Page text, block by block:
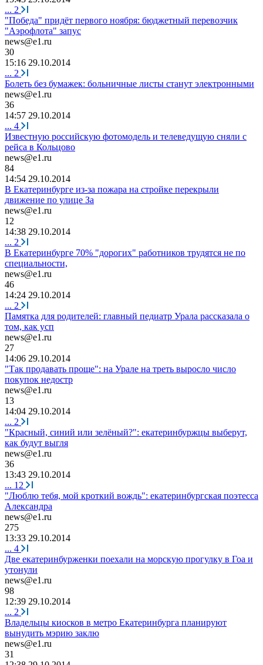
... 2
"Победа" придёт первого ноября: бюджетный перевозчик
"Аэрофлота" запус
news@e1.ru
30
15:16 29.10.2014
... 2
Болеть без бумажек: больничные листы станут электронными
news@e1.ru
36
14:57 29.10.2014
... 4
Известную российскую фотомодель и телеведущую сняли с
рейса в Кольцово
news@e1.ru
84
14:54 29.10.2014
В Екатеринбурге из-за пожара на стройке перекрыли
движение по улице За
news@e1.ru
12
14:38 29.10.2014
... 2
В Екатеринбурге 70% "дорогих" работников трудятся не по
специальности,
news@e1.ru
46
14:24 29.10.2014
... 2
Памятка для родителей: главный педиатр Урала рассказала о
том, как усп
news@e1.ru
27
14:06 29.10.2014
"Так продавать проще": на Урале на треть выросло число
покупок недостр
news@e1.ru
13
14:04 29.10.2014
... 2
"Красный, синий или зелёный?": екатеринбуржцы выберут,
как будут выгля
news@e1.ru
36
13:43 29.10.2014
... 12
"Люблю тебя, мой кроткий вождь": екатеринбургская поэтесса
Александра
news@e1.ru
275
13:33 29.10.2014
... 4
Две екатеринбурженки поехали на морскую прогулку в Гоа и
утонули
news@e1.ru
98
12:39 29.10.2014
... 2
Владельцы киосков в метро Екатеринбурга планируют
вынудить мэрию заклю
news@e1.ru
31